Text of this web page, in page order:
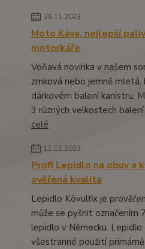
26.11.2023
Moto Káva, nejlepší
motorkáře
Voňavá novinka v našem
zrnková nebo jemně mletá,
dárkovém balení kanistru.
3 různých velkostech balení
celé
11.11.2023
Profi Lepidlo na obuv a
ověřená kvalita
Lepidlo Kövulfix je
může se pyšnit označením
lepidlo v Německu. Lepidlo
všestranné použití primárně